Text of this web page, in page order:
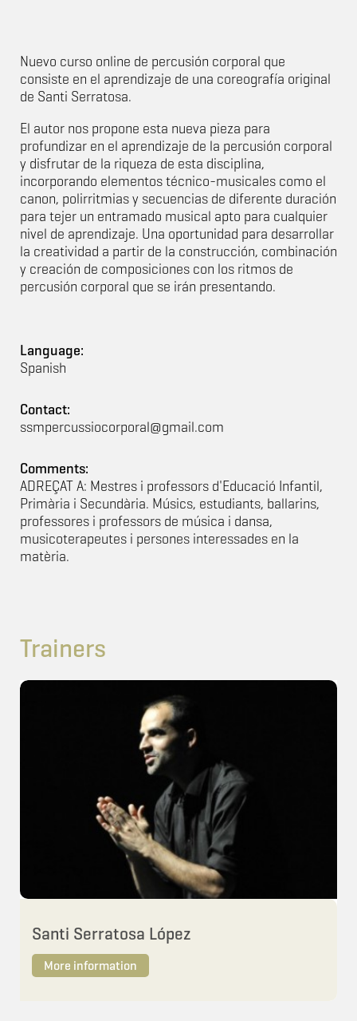
Nuevo curso online de percusión corporal que
consiste en el aprendizaje de una coreografía original
de Santi Serratosa.
El autor nos propone esta nueva pieza para
profundizar en el aprendizaje de la percusión corporal
y disfrutar de la riqueza de esta disciplina,
incorporando elementos técnico-musicales como el
canon, polirritmias y secuencias de diferente duración
para tejer un entramado musical apto para cualquier
nivel de aprendizaje. Una oportunidad para desarrollar
la creatividad a partir de la construcción, combinación
y creación de composiciones con los ritmos de
percusión corporal que se irán presentando.
Language:
Spanish
Contact:
ssmpercussiocorporal@gmail.com
Comments:
ADREÇAT A: Mestres i professors d'Educació Infantil,
Primària i Secundària. Músics, estudiants, ballarins,
professores i professors de música i dansa,
musicoterapeutes i persones interessades en la
matèria.
Trainers
Santi Serratosa López
More information